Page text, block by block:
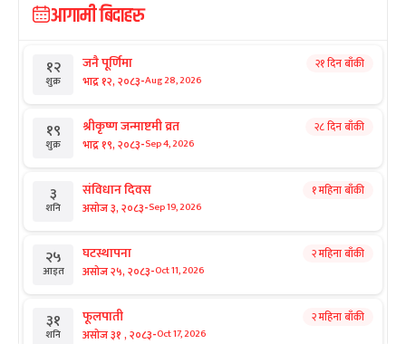
आगामी बिदाहरु
१२
शुक्र
जनै पूर्णिमा
भाद्र १२, २०८३-Aug 28, 2026
२१ दिन बाँकी
१९
शुक्र
श्रीकृष्ण जन्माष्टमी व्रत
भाद्र १९, २०८३-Sep 4, 2026
२८ दिन बाँकी
३
शनि
संविधान दिवस
असोज ३, २०८३-Sep 19, 2026
१ महिना बाँकी
२५
आइत
घटस्थापना
असोज २५, २०८३-Oct 11, 2026
२ महिना बाँकी
३१
शनि
फूलपाती
असोज ३१ , २०८३-Oct 17, 2026
२ महिना बाँकी